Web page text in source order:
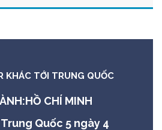
KHÁC TỚI TRUNG QUỐC
CHÍ MINH
Quốc 5 ngày 4